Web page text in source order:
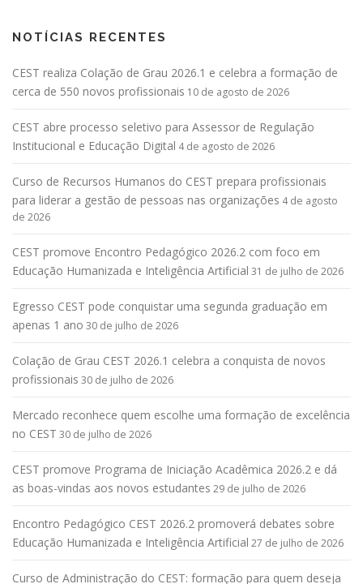
NOTÍCIAS RECENTES
CEST realiza Colação de Grau 2026.1 e celebra a formação de
cerca de 550 novos profissionais 10 de agosto de 2026
CEST abre processo seletivo para Assessor de Regulação
Institucional e Educação Digital 4 de agosto de 2026
Curso de Recursos Humanos do CEST prepara profissionais
para liderar a gestão de pessoas nas organizações 4 de agosto
de 2026
CEST promove Encontro Pedagógico 2026.2 com foco em
Educação Humanizada e Inteligência Artificial 31 de julho de 2026
Egresso CEST pode conquistar uma segunda graduação em
apenas 1 ano 30 de julho de 2026
Colação de Grau CEST 2026.1 celebra a conquista de novos
profissionais 30 de julho de 2026
Mercado reconhece quem escolhe uma formação de excelência
no CEST 30 de julho de 2026
CEST promove Programa de Iniciação Acadêmica 2026.2 e dá
as boas-vindas aos novos estudantes 29 de julho de 2026
Encontro Pedagógico CEST 2026.2 promoverá debates sobre
Educação Humanizada e Inteligência Artificial 27 de julho de 2026
Curso de Administração do CEST: formação para quem deseja